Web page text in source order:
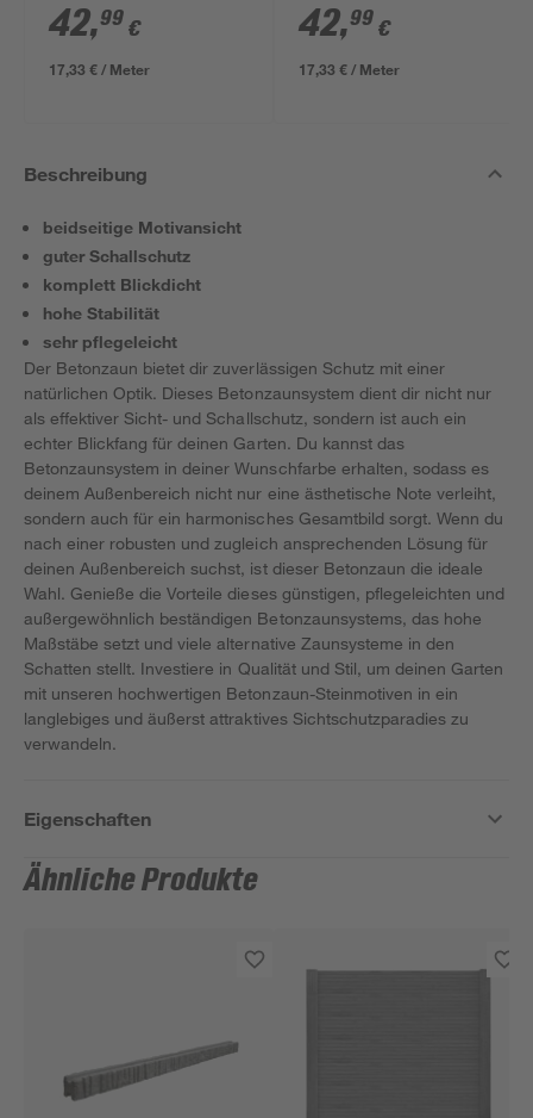
x 11 x 248 cm grau
42,99 €
17,33 € / Meter
x 11 x 248 cm grau
42,99 €
17,33 € / Meter
Beschreibung
beidseitige Motivansicht
guter Schallschutz
komplett Blickdicht
hohe Stabilität
sehr pflegeleicht
Der Betonzaun bietet dir zuverlässigen Schutz mit einer
natürlichen Optik. Dieses Betonzaunsystem dient dir nicht nur
als effektiver Sicht- und Schallschutz, sondern ist auch ein
echter Blickfang für deinen Garten. Du kannst das
Betonzaunsystem in deiner Wunschfarbe erhalten, sodass es
deinem Außenbereich nicht nur eine ästhetische Note verleiht,
sondern auch für ein harmonisches Gesamtbild sorgt. Wenn du
nach einer robusten und zugleich ansprechenden Lösung für
deinen Außenbereich suchst, ist dieser Betonzaun die ideale
Wahl. Genieße die Vorteile dieses günstigen, pflegeleichten und
außergewöhnlich beständigen Betonzaunsystems, das hohe
Maßstäbe setzt und viele alternative Zaunsysteme in den
Schatten stellt. Investiere in Qualität und Stil, um deinen Garten
mit unseren hochwertigen Betonzaun-Steinmotiven in ein
langlebiges und äußerst attraktives Sichtschutzparadies zu
verwandeln.
Eigenschaften
Ähnliche Produkte